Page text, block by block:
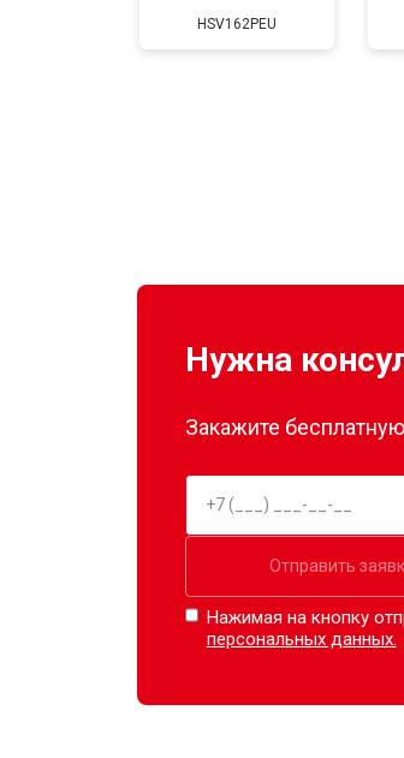
HSV162PEU
Нужна
Закажите
Отправить
Нажимая на кнопку
персональных данных.